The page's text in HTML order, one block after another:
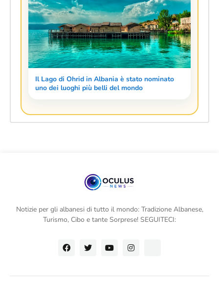
Il Lago di Ohrid in Albania è stato nominato
uno dei luoghi più belli del mondo
Notizie per gli albanesi di tutto il mondo: Tradizione Albanese,
Turismo, Cibo e tante Sorprese! SEGUITECI: